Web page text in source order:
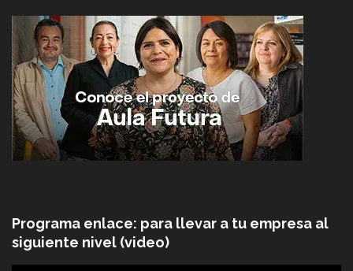
Programa enlace: para llevar a tu empresa al
siguiente nivel (video)